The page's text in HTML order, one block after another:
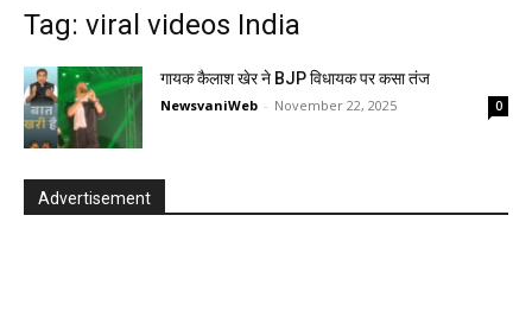
Tag: viral videos India
गायक कैलाश खेर ने BJP विधायक पर कसा तंज
NewsvaniWeb - November 22, 2025 0
Advertisement